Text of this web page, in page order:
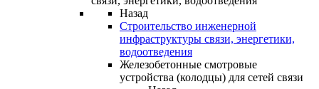
Назад
Строительство инженерной
инфраструктуры связи, энергетики,
водоотведения
Железобетонные смотровые
устройства (колодцы) для сетей связи